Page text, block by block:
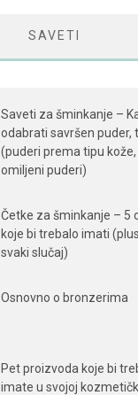
SAVETI
Saveti za šminkanje –
odabrati savršen puder,
(puderi prema tipu
omiljeni puderi)
Četke za šminkanje – 5
koje bi trebalo imati
svaki slučaj)
Osnovno o bronzerima
Pet proizvoda koje bi
imate u svojoj